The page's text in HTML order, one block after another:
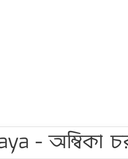
- অম্বিকা